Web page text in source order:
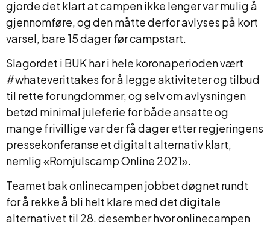
gjorde det klart at campen ikke lenger var mulig å
gjennomføre, og den måtte derfor avlyses på kort
varsel, bare 15 dager før campstart.
Slagordet i BUK har i hele koronaperioden vært
#whateverittakes for å legge aktiviteter og tilbud
til rette for ungdommer, og selv om avlysningen
betød minimal juleferie for både ansatte og
mange frivillige var der få dager etter regjeringens
pressekonferanse et digitalt alternativ klart,
nemlig «Romjulscamp Online 2021».
Teamet bak onlinecampen jobbet døgnet rundt
for å rekke å bli helt klare med det digitale
alternativet til 28. desember hvor onlinecampen